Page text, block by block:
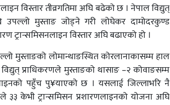
विस्तार तीव्रगतिमा अघि बढेको छ । नेपाल विद्युत्
उपल्लो मुस्ताङ जोड्ने गरी लोघेकर दामोदरकुण्ड
ट्रान्समिसनलाइन विस्तार अघि बढाएको हो ।
मुस्ताङको लोमान्थाङस्थित कोरलानाकासम्म हाल
प्राधिकरणले मुस्ताङको थासाङ –२ कोवाङसम्म
पहुँच पु¥याएको छ । यसलाई जिल्लाभरि नै
३३ केभी ट्रान्समिसन प्रशारणलाइनको योजना अघि